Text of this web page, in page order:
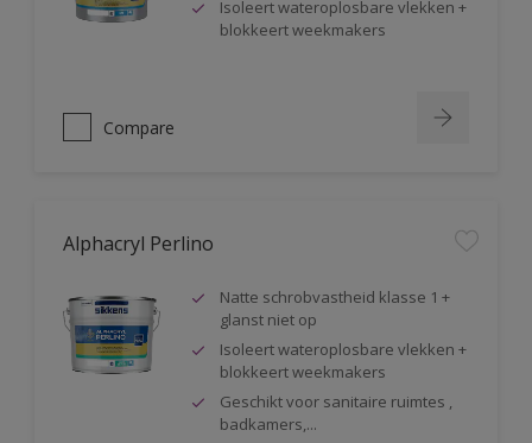
Isoleert wateroplosbare vlekken +
blokkeert weekmakers
Compare
Alphacryl Perlino
Natte schrobvastheid klasse 1 +
glanst niet op
Isoleert wateroplosbare vlekken +
blokkeert weekmakers
Geschikt voor sanitaire ruimtes ,
badkamers,...